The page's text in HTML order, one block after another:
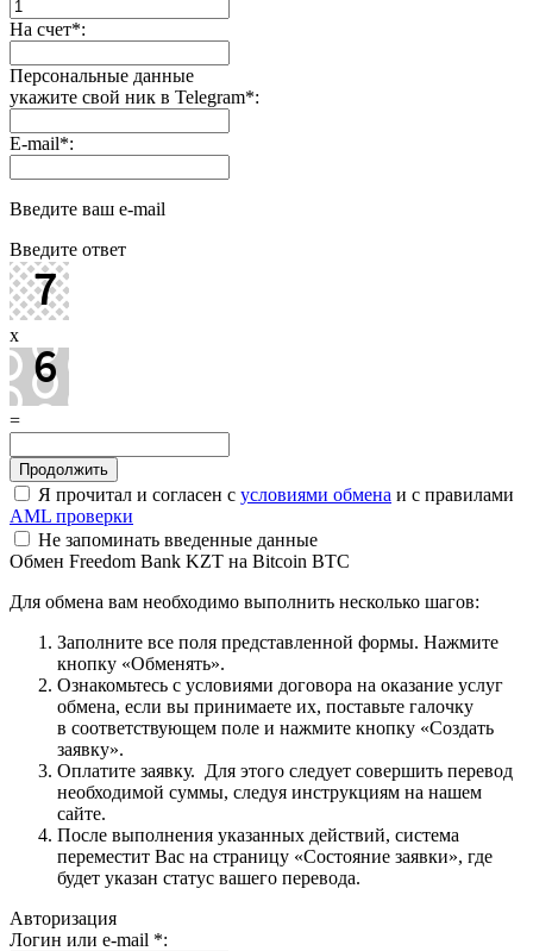
На счет*:
Персональные данные
укажите свой ник в Telegram*:
E-mail*:
Введите ваш e-mail
Введите ответ
x
=
Я прочитал и согласен с условиями обмена и с правилами
AML проверки
Не запоминать введенные данные
Обмен Freedom Bank KZT на Bitcoin BTC
Для обмена вам необходимо выполнить несколько шагов:
Заполните все поля представленной формы. Нажмите
кнопку «Обменять».
Ознакомьтесь с условиями договора на оказание услуг
обмена, если вы принимаете их, поставьте галочку
в соответствующем поле и нажмите кнопку «Создать
заявку».
Оплатите заявку. Для этого следует совершить перевод
необходимой суммы, следуя инструкциям на нашем
сайте.
После выполнения указанных действий, система
переместит Вас на страницу «Состояние заявки», где
будет указан статус вашего перевода.
Авторизация
Логин или e-mail *: